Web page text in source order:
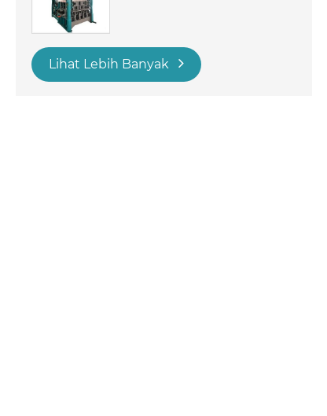
Lihat Lebih Banyak